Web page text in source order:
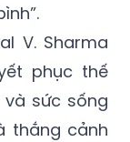
V. Sharma
phục thế
sức sống
thắng cảnh